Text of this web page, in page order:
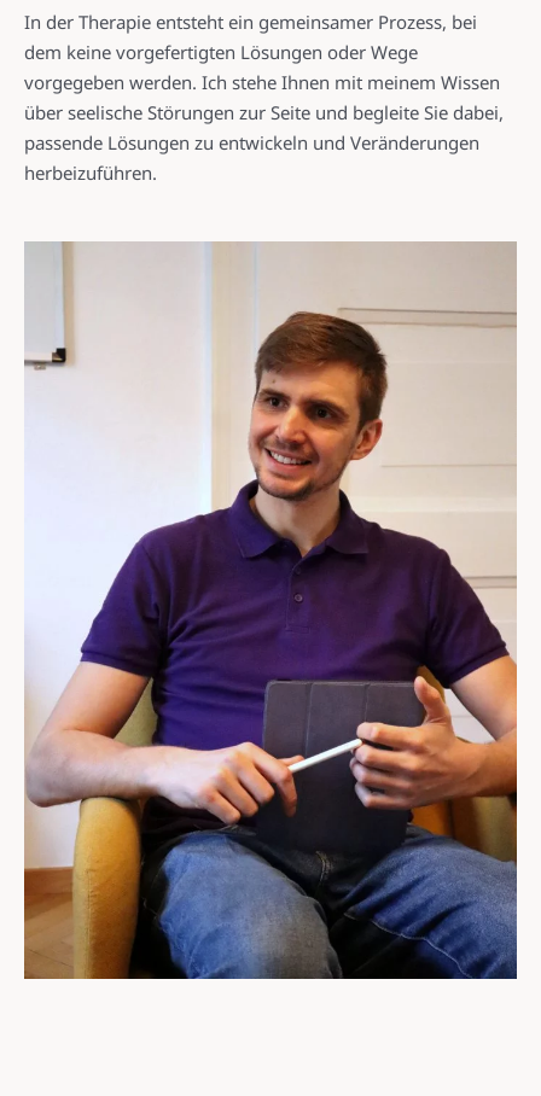
In der Therapie entsteht ein gemeinsamer Prozess, bei
dem keine vorgefertigten Lösungen oder Wege
vorgegeben werden. Ich stehe Ihnen mit meinem Wissen
über seelische Störungen zur Seite und begleite Sie dabei,
passende Lösungen zu entwickeln und Veränderungen
herbeizuführen.